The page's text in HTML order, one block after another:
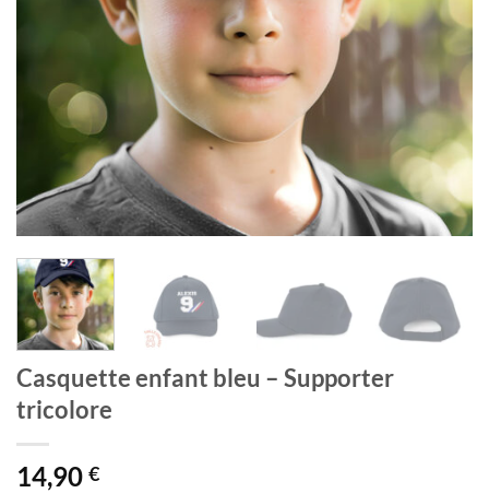
Casquette enfant bleu – Supporter
tricolore
14,90 €